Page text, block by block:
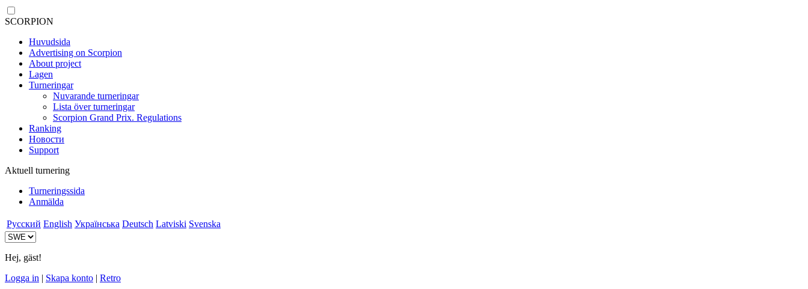
SCORPION
Huvudsida
Advertising on Scorpion
About project
Lagen
Turneringar
Nuvarande turneringar
Lista över turneringar
Scorpion Grand Prix. Regulations
Ranking
Новости
Support
Aktuell turnering
Turneringssida
Anmälda
Русский English Українська Deutsch Latviski Svenska
Hej, gäst!
Logga in | Skapa konto | Retro